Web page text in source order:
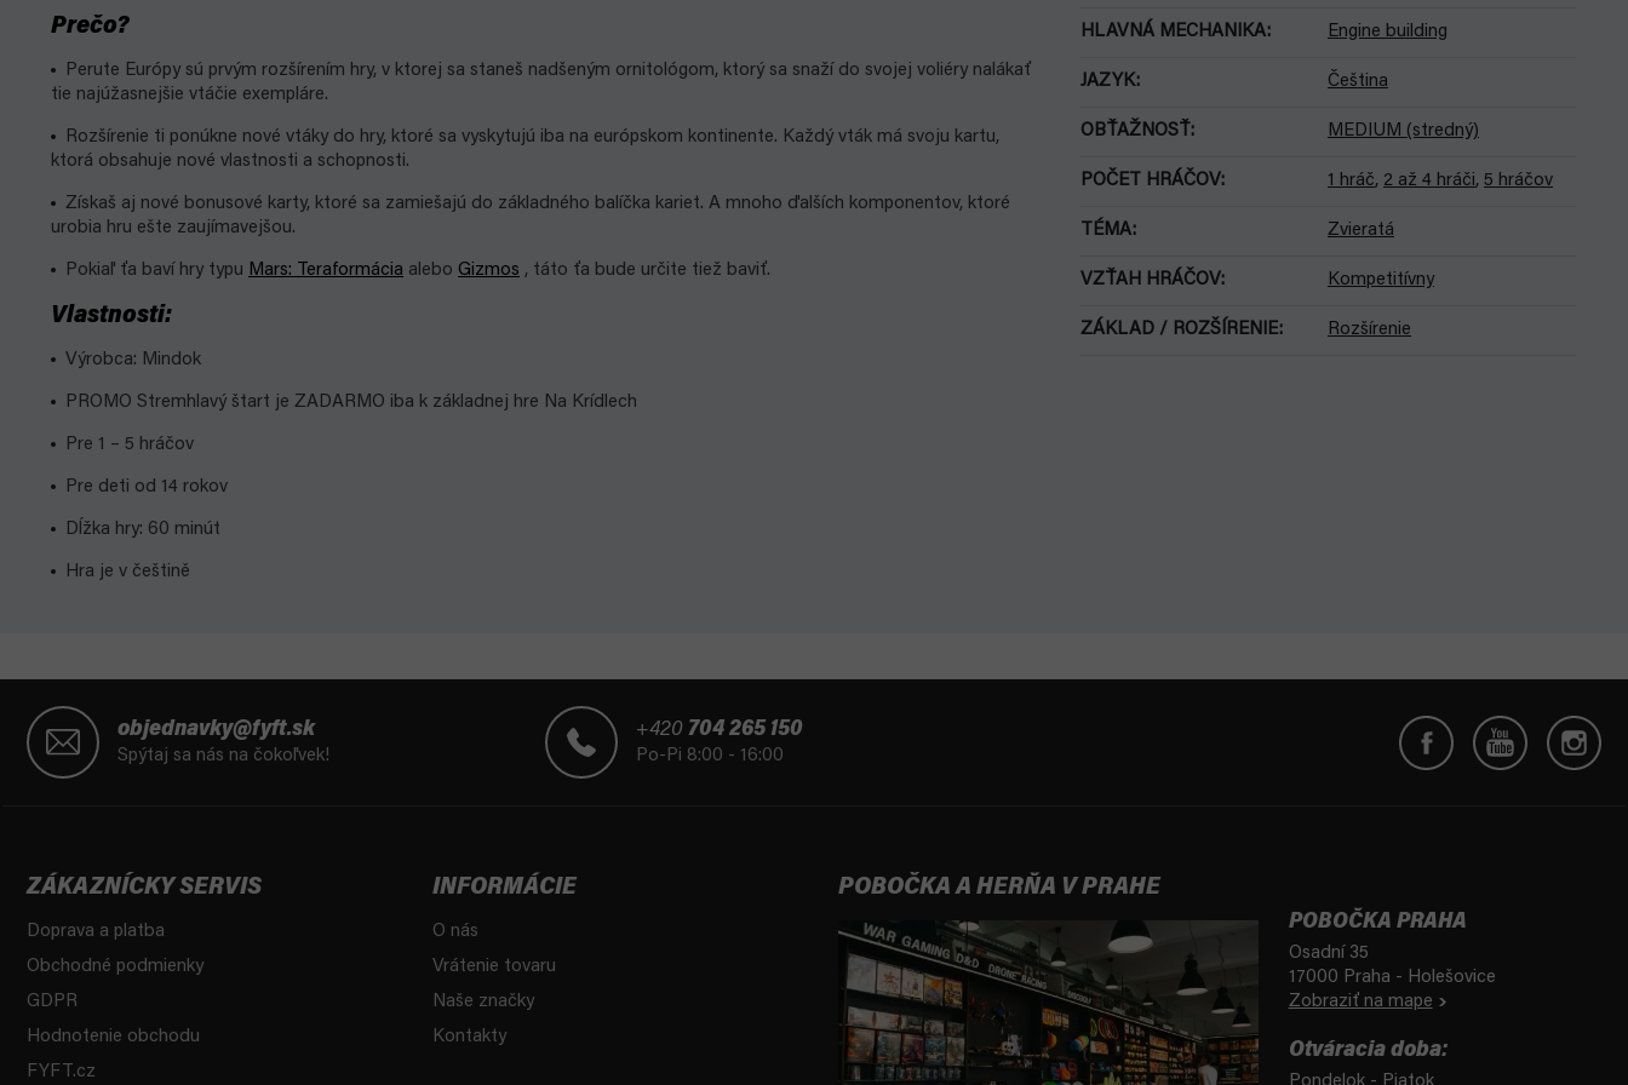
Prečo?
Perute Európy sú prvým rozšírením hry, v ktorej sa staneš nadšeným ornitológom, ktorý sa snaží do svojej voliéry nalákať
tie najúžasnejšie vtáčie exempláre.
Rozšírenie ti ponúkne nové vtáky do hry, ktoré sa vyskytujú iba na európskom kontinente. Každý vták má svoju kartu,
ktorá obsahuje nové vlastnosti a schopnosti.
Získaš aj nové bonusové karty, ktoré sa zamiešajú do základného balíčka kariet. A mnoho ďalších komponentov, ktoré
urobia hru ešte zaujímavejšou.
Pokiaľ ťa baví hry typu Mars: Teraformácia alebo Gizmos , táto ťa bude určite tiež baviť.
Vlastnosti:
Výrobca: Mindok
PROMO Stremhlavý štart je ZADARMO iba k základnej hre Na Krídlech
Pre 1 – 5 hráčov
Pre deti od 14 rokov
Dĺžka hry: 60 minút
Hra je v češtině
HLAVNÁ MECHANIKA: Engine building
JAZYK: Čeština
OBŤAŽNOSŤ : MEDIUM (stredný)
POČET HRÁČOV: 1 hráč, 2 až 4 hráči,5 hráčov
TÉMA: Zvieratá
VZŤAH HRÁČOV: Kompetitívny
ZÁKLAD / ROZŠÍRENIE: Rozšírenie
objednavky@fyft.sk
Spýtaj sa nás na čokoľvek!
+420 704 265 150
Po-Pi 8:00 - 16:00
ZÁKAZNÍCKY SERVIS
Doprava a platba
Obchodné podmienky
GDPR
Hodnotenie obchodu
FYFT.cz
INFORMÁCIE
O nás
Vrátenie tovaru
Naše značky
Kontakty
POBOČKA A HERŇA V PRAHE
POBOČKA PRAHA
Osadní 35
17000 Praha - Holešovice
Zobraziť na mape
Otváracia doba: